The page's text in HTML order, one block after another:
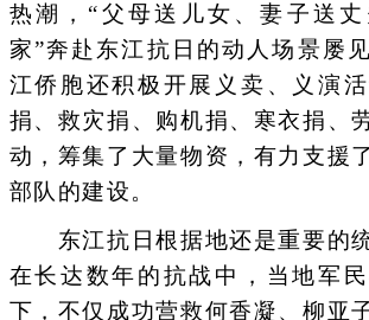
热潮，“父母送儿女、妻子送
家”奔赴东江抗日的动人场景屡
江侨胞还积极开展义卖、义演
捐、救灾捐、购机捐、寒衣捐、
动，筹集了大量物资，有力支援
部队的建设。
东江抗日根据地还是重要的统
在长达数年的抗战中，当地军
下，不仅成功营救何香凝、柳亚